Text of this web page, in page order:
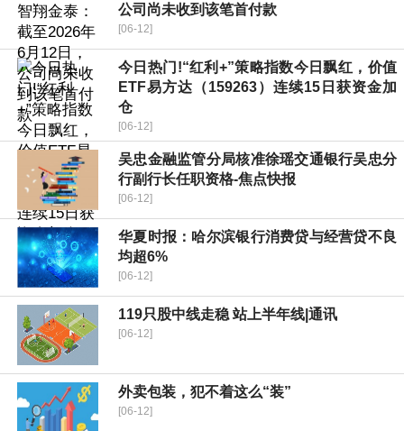
公司尚未收到该笔首付款
[06-12]
今日热门!“红利+”策略指数今日飘红，价值
ETF易方达（159263）连续15日获资金加
仓
[06-12]
吴忠金融监管分局核准徐瑶交通银行吴忠分
行副行长任职资格-焦点快报
[06-12]
华夏时报：哈尔滨银行消费贷与经营贷不良
均超6%
[06-12]
119只股中线走稳 站上半年线|通讯
[06-12]
外卖包装，犯不着这么“装”
[06-12]